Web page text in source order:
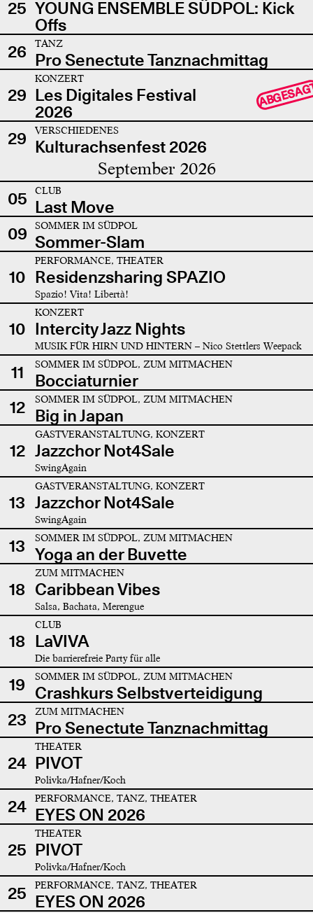
25 YOUNG ENSEMBLE SÜDPOL: Kick
Offs
26
TANZ
Pro Senectute Tanznachmittag
29
KONZERT
Les Digitales Festival
2026
29 VERSCHIEDENES
Kulturachsenfest 2026
September 2026
05 CLUB
Last Move
09
SOMMER IM SÜDPOL
Sommer-Slam
10
PERFORMANCE, THEATER
Residenzsharing SPAZIO
Spazio! Vita! Libertà!
10
KONZERT
Intercity Jazz Nights
MUSIK FÜR HIRN UND HINTERN – Nico Stettlers Weepack
11 SOMMER IM SÜDPOL, ZUM MITMACHEN
Bocciaturnier
12
SOMMER IM SÜDPOL, ZUM MITMACHEN
Big in Japan
12
GASTVERANSTALTUNG, KONZERT
Jazzchor Not4Sale
SwingAgain
13
GASTVERANSTALTUNG, KONZERT
Jazzchor Not4Sale
SwingAgain
13 SOMMER IM SÜDPOL, ZUM MITMACHEN
Yoga an der Buvette
18
ZUM MITMACHEN
Caribbean Vibes
Salsa, Bachata, Merengue
18
CLUB
LaVIVA
Die barrierefreie Party für alle
19 SOMMER IM SÜDPOL, ZUM MITMACHEN
Crashkurs Selbstverteidigung
23
ZUM MITMACHEN
Pro Senectute Tanznachmittag
24
THEATER
PIVOT
Polivka/Hafner/Koch
24 PERFORMANCE, TANZ, THEATER
EYES ON 2026
25
THEATER
PIVOT
Polivka/Hafner/Koch
25 PERFORMANCE, TANZ, THEATER
EYES ON 2026